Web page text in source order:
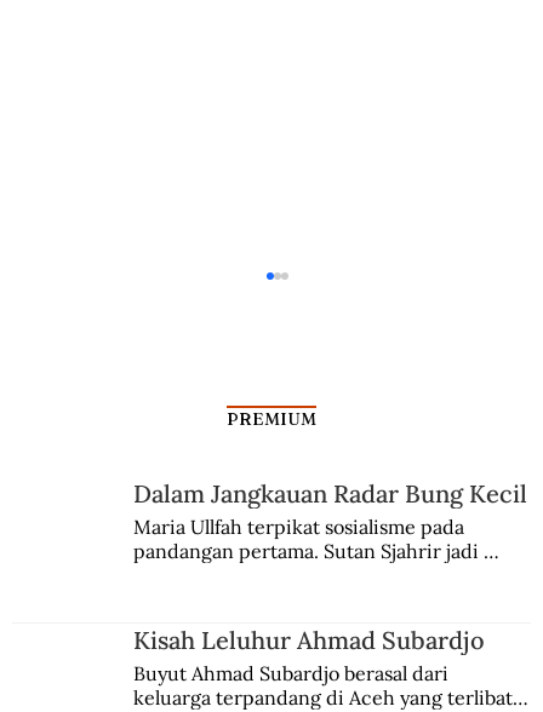
Kisah Leluhur Ahmad Subardjo
PREMIUM
Dalam Jangkauan Radar Bung Kecil
Maria Ullfah terpikat sosialisme pada
pandangan pertama. Sutan Sjahrir jadi
Kisah Leluhur Ahmad Subardjo
Buyut Ahmad Subardjo berasal dari
keluarga terpandang di Aceh yang terlibat